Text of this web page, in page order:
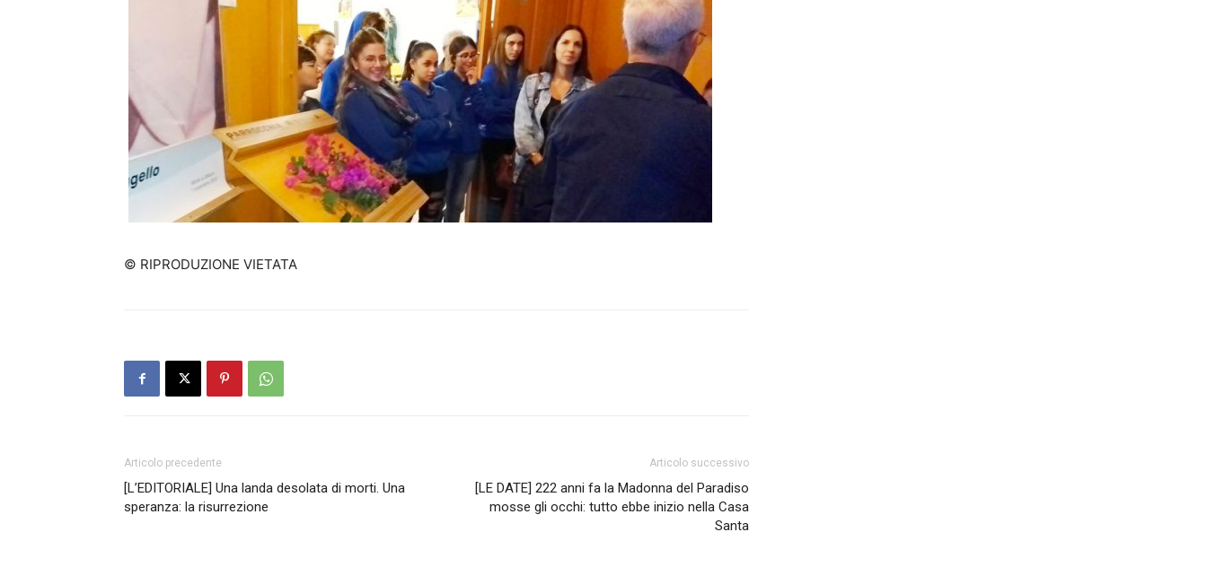
© RIPRODUZIONE VIETATA
Articolo precedente
[L’EDITORIALE] Una landa desolata di morti. Una
speranza: la risurrezione
Articolo successivo
[LE DATE] 222 anni fa la Madonna del Paradiso
mosse gli occhi: tutto ebbe inizio nella Casa
Santa